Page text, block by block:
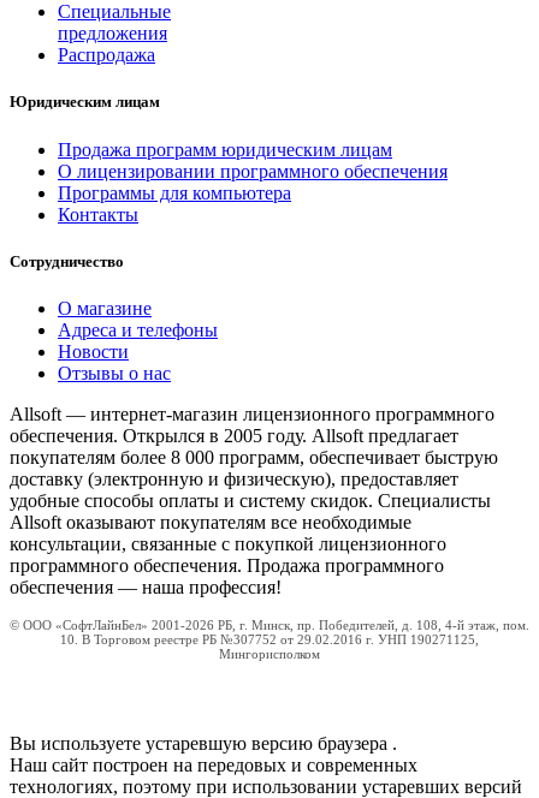
Специальные
предложения
Распродажа
Юридическим лицам
Продажа программ юридическим лицам
О лицензировании программного обеспечения
Программы для компьютера
Контакты
Сотрудничество
О магазине
Адреса и телефоны
Новости
Отзывы о нас
Allsoft — интернет-магазин лицензионного программного
обеспечения. Открылся в 2005 году. Allsoft предлагает
покупателям более 8 000 программ, обеспечивает быструю
доставку (электронную и физическую), предоставляет
удобные способы оплаты и систему скидок. Специалисты
Allsoft оказывают покупателям все необходимые
консультации, связанные с покупкой лицензионного
программного обеспечения. Продажа программного
обеспечения — наша профессия!
© ООО «СофтЛайнБел» 2001-2026 РБ, г. Минск, пр. Победителей, д. 108, 4-й этаж, пом.
10. В Торговом реестре РБ №307752 от 29.02.2016 г. УНП 190271125,
Мингорисполком
Вы используете устаревшую версию браузера .
Наш сайт построен на передовых и современных
технологиях, поэтому при использовании устаревших версий